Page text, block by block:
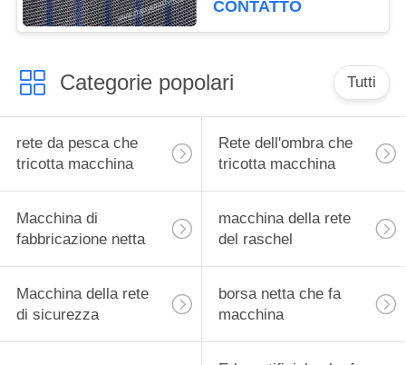
CONTATTO
Categorie popolari Tutti
rete da pesca che
tricotta macchina
Rete dell'ombra che
tricotta macchina
Macchina di
fabbricazione netta
macchina della rete
del raschel
Macchina della rete
di sicurezza
borsa netta che fa
macchina